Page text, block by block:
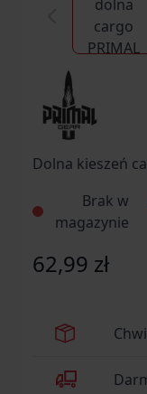
Dolna kieszeń
Brak w
magazynie
62,99 zł